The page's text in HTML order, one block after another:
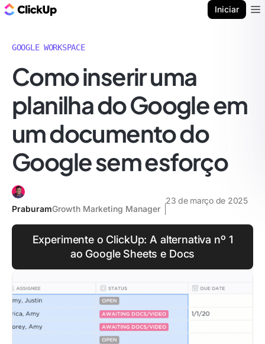
Iniciar
GOOGLE WORKSPACE
Como inserir uma
planilha do Google em
um documento do
Google sem esforço
PraburamGrowth Marketing Manager
23 de março de 2025
Experimente o ClickUp: A alternativa nº 1
ao Google Sheets e Docs